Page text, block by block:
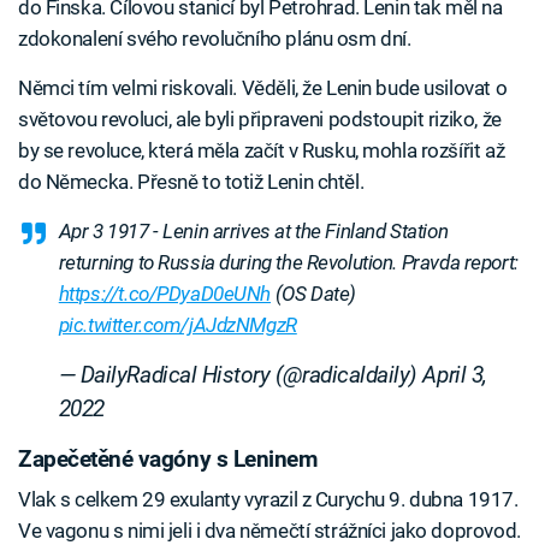
do Finska. Cílovou stanicí byl Petrohrad. Lenin tak měl na
zdokonalení svého revolučního plánu osm dní.
Němci tím velmi riskovali. Věděli, že Lenin bude usilovat o
světovou revoluci, ale byli připraveni podstoupit riziko, že
by se revoluce, která měla začít v Rusku, mohla rozšířit až
do Německa. Přesně to totiž Lenin chtěl.
Apr 3 1917 - Lenin arrives at the Finland Station
returning to Russia during the Revolution. Pravda report:
https://t.co/PDyaD0eUNh (OS Date)
pic.twitter.com/jAJdzNMgzR
— DailyRadical History (@radicaldaily)April 3,
2022
Zapečetěné vagóny s Leninem
Vlak s celkem 29 exulanty vyrazil z Curychu 9. dubna 1917.
Ve vagonu s nimi jeli i dva němečtí strážníci jako doprovod.